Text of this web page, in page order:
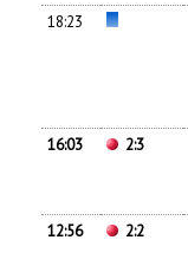
18:23
16:03 2:3
12:56 2:2